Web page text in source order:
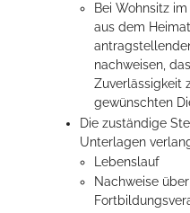
Bei Wohnsitz
aus dem
nachweisen,
Zuverlässigkeit
gewünschten
Die zuständige
Unterlagen
Lebenslauf
Nachweise